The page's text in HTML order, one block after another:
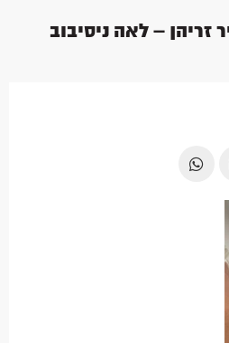
– לאה ניסיבוב
Share